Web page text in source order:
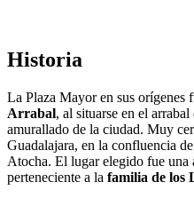
Historia
La Plaza Mayor en sus orígenes
Arrabal, al situarse en el
amurallado de la ciudad. Muy
Guadalajara, en la confluencia
Atocha. El lugar elegido fue una
perteneciente a la familia de los